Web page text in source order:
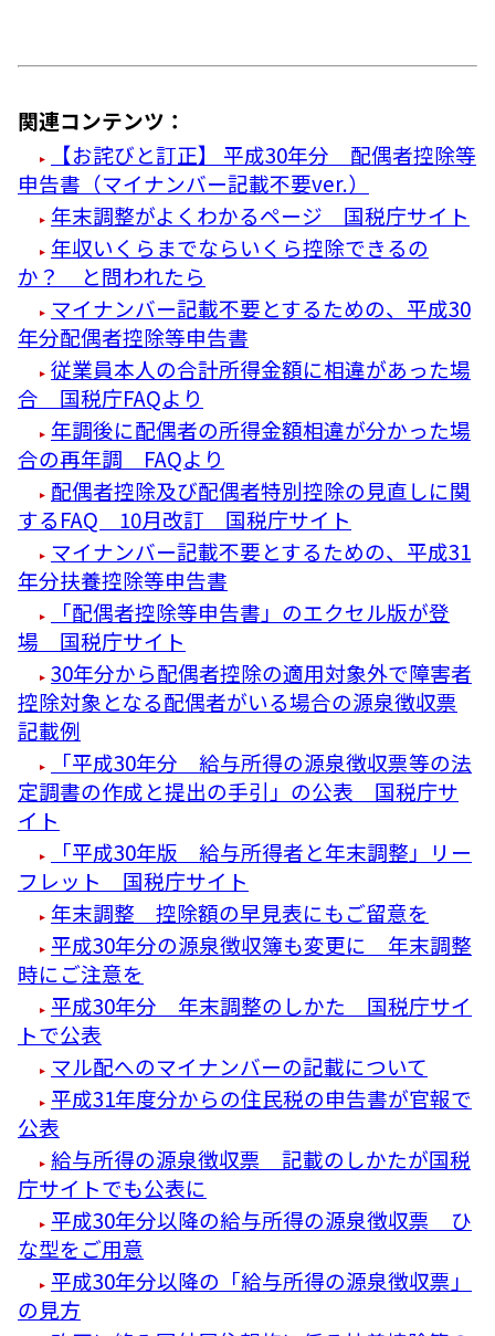
関連コンテンツ：
【お詫びと訂正】 平成30年分 配偶者控除等
申告書（マイナンバー記載不要ver.）
年末調整がよくわかるページ 国税庁サイト
年収いくらまでならいくら控除できるの
か？ と問われたら
マイナンバー記載不要とするための、平成30
年分配偶者控除等申告書
従業員本人の合計所得金額に相違があった場
合 国税庁FAQより
年調後に配偶者の所得金額相違が分かった場
合の再年調 FAQより
配偶者控除及び配偶者特別控除の見直しに関
するFAQ 10月改訂 国税庁サイト
マイナンバー記載不要とするための、平成31
年分扶養控除等申告書
「配偶者控除等申告書」のエクセル版が登
場 国税庁サイト
30年分から配偶者控除の適用対象外で障害者
控除対象となる配偶者がいる場合の源泉徴収票
記載例
「平成30年分 給与所得の源泉徴収票等の法
定調書の作成と提出の手引」の公表 国税庁サ
イト
「平成30年版 給与所得者と年末調整」リー
フレット 国税庁サイト
年末調整 控除額の早見表にもご留意を
平成30年分の源泉徴収簿も変更に 年末調整
時にご注意を
平成30年分 年末調整のしかた 国税庁サイ
トで公表
マル配へのマイナンバーの記載について
平成31年度分からの住民税の申告書が官報で
公表
給与所得の源泉徴収票 記載のしかたが国税
庁サイトでも公表に
平成30年分以降の給与所得の源泉徴収票 ひ
な型をご用意
平成30年分以降の「給与所得の源泉徴収票」
の見方